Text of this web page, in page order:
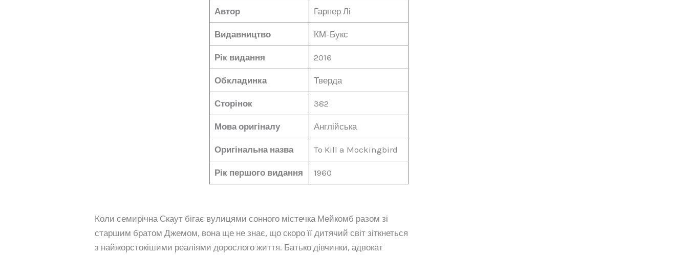
Автор Гарпер Лі
Видавництво КМ-Букс
Рік видання 2016
Обкладинка Тверда
Сторінок 382
Мова оригіналу Англійська
Оригінальна назва To Kill a Mockingbird
Рік першого видання 1960
Коли семирічна Скаут бігає вулицями сонного містечка Мейкомб разом зі
старшим братом Джемом, вона ще не знає, що скоро її дитячий світ зіткнеться
з найжорстокішими реаліями дорослого життя. Батько дівчинки, адвокат